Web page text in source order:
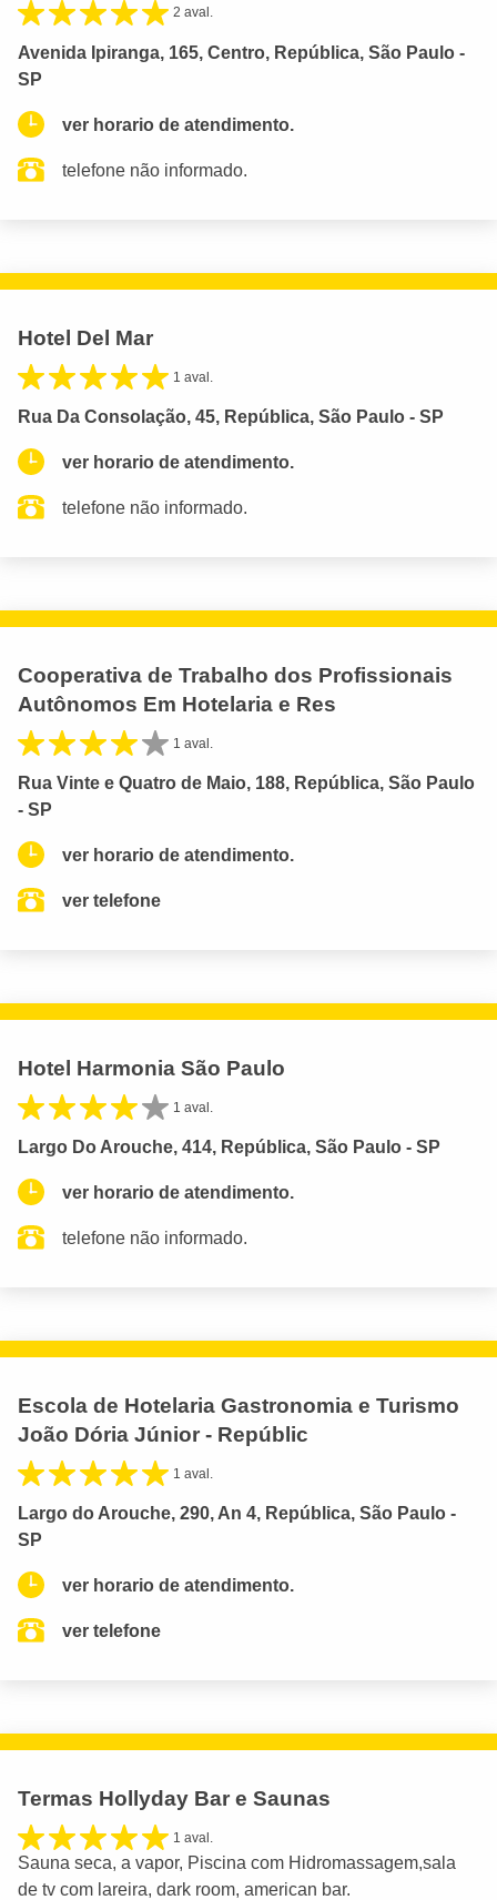
2 aval.
Avenida Ipiranga, 165, Centro, República, São Paulo -
SP
ver horario de atendimento.
telefone não informado.
Hotel Del Mar
1 aval.
Rua Da Consolação, 45, República, São Paulo - SP
ver horario de atendimento.
telefone não informado.
Cooperativa de Trabalho dos Profissionais
Autônomos Em Hotelaria e Res
1 aval.
Rua Vinte e Quatro de Maio, 188, República, São Paulo
- SP
ver horario de atendimento.
ver telefone
Hotel Harmonia São Paulo
1 aval.
Largo Do Arouche, 414, República, São Paulo - SP
ver horario de atendimento.
telefone não informado.
Escola de Hotelaria Gastronomia e Turismo
João Dória Júnior - Repúblic
1 aval.
Largo do Arouche, 290, An 4, República, São Paulo -
SP
ver horario de atendimento.
ver telefone
Termas Hollyday Bar e Saunas
1 aval.
Sauna seca, a vapor, Piscina com Hidromassagem,sala
de tv com lareira, dark room, american bar.